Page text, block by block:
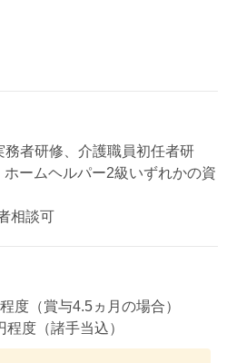
者研修、介護職員初任者研
ームヘルパー2級いずれかの資
相談可
度（賞与4.5ヵ月の場合）
度（諸手当込）